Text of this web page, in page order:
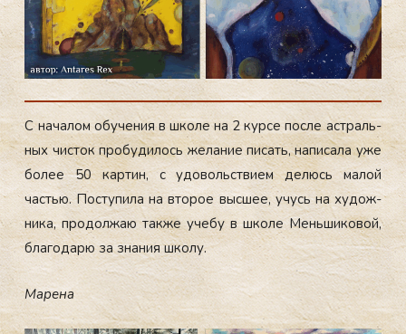
С на­чалом обу­чения в шко­ле на 2 кур­се пос­ле ас­траль­
ных чис­ток про­буди­лось же­лание пи­сать, на­писа­ла уже
бо­лее 50 кар­тин, с удо­воль­стви­ем де­люсь ма­лой
частью. Пос­ту­пила на вто­рое выс­шее, учусь на ху­дож­
ни­ка, про­дол­жаю так­же уче­бу в шко­ле Мень­ши­ковой,
бла­года­рю за зна­ния шко­лу.
Ма­рена